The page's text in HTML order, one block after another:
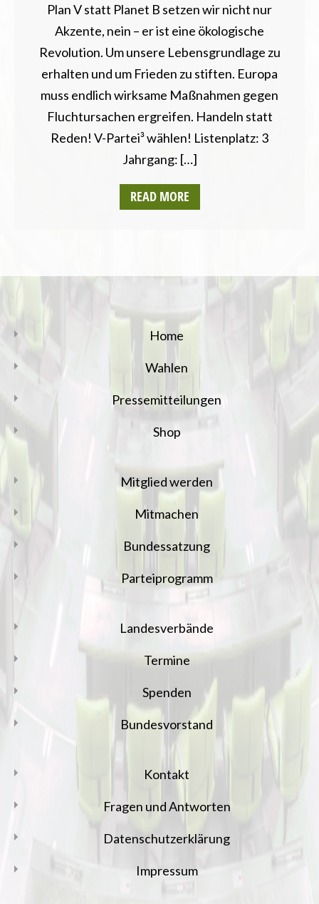
Plan V statt Planet B setzen wir nicht nur
Akzente, nein – er ist eine ökologische
Revolution. Um unsere Lebensgrundlage zu
erhalten und um Frieden zu stiften. Europa
muss endlich wirksame Maßnahmen gegen
Fluchtursachen ergreifen. Handeln statt
Reden! V-Partei³ wählen! Listenplatz: 3
Jahrgang: […]
READ MORE
Home
Wahlen
Pressemitteilungen
Shop
Mitglied werden
Mitmachen
Bundessatzung
Parteiprogramm
Landesverbände
Termine
Spenden
Bundesvorstand
Kontakt
Fragen und Antworten
Datenschutzerklärung
Impressum